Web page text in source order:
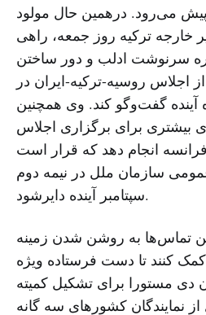
می‌رود. درهمین حال مولود
خارجه ترکیه روز جمعه، راهی
سرنوشت ادلب و دور ساختن
اجلاس روسیه-ترکیه-ایران در
در زوهای ۷و۸ ماه آینده گفت‌وگو کند. وی همچنین
بیشتری برای برگزاری اجلاس
انجام دهد که قرار است
سازمان ملل در نیمه دوم
سپتامبر آینده دایرشود.
تماس‌ها به روشن شدن زمینه
کنند تا دست فرستاده ویژه
دی مستورا برای تشکیل کمیته
نمایندگان کشورهای سه گانه